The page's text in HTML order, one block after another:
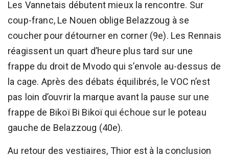
Les Vannetais débutent mieux la rencontre. Sur
coup-franc, Le Nouen oblige Belazzoug à se
coucher pour détourner en corner (9e). Les Rennais
réagissent un quart d’heure plus tard sur une
frappe du droit de Mvodo qui s’envole au-dessus de
la cage. Après des débats équilibrés, le VOC n’est
pas loin d’ouvrir la marque avant la pause sur une
frappe de Bikoï Bi Bikoï qui échoue sur le poteau
gauche de Belazzoug (40e).
Au retour des vestiaires, Thior est à la conclusion